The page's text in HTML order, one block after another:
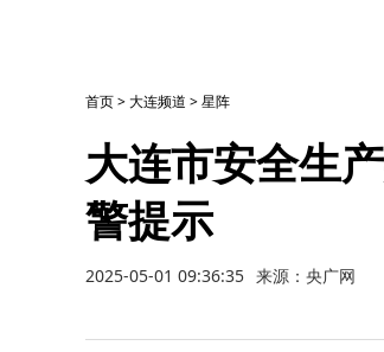
首页>大连频道 >星阵
大连市安全生
警提示
2025-05-01 09:36:35 来源：央广网